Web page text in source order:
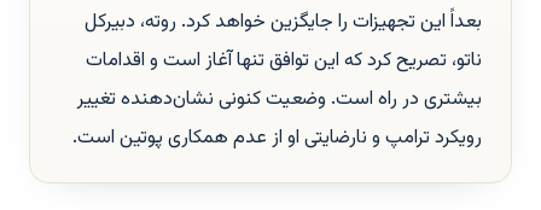
بعداً این تجهیزات را جایگزین خواهد کرد. روته، دبیرکل
ناتو، تصریح کرد که این توافق تنها آغاز است و اقدامات
بیشتری در راه است. وضعیت کنونی نشان‌دهنده تغییر
رویکرد ترامپ و نارضایتی او از عدم همکاری پوتین است.